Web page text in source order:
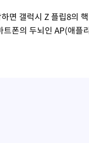
면 갤럭시 Z 플립8의
폰의 두뇌인 AP(애플